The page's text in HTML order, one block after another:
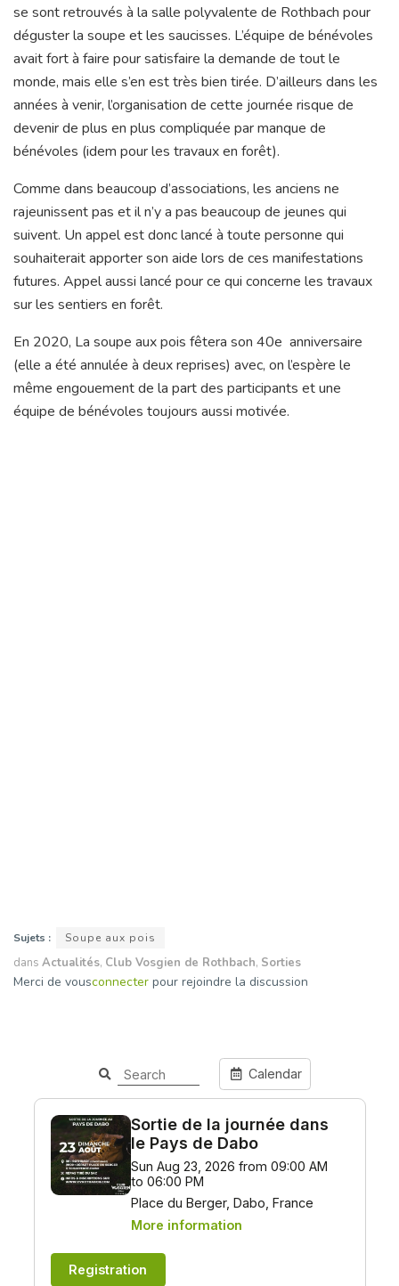
se sont retrouvés à la salle polyvalente de Rothbach pour
déguster la soupe et les saucisses. L’équipe de bénévoles
avait fort à faire pour satisfaire la demande de tout le
monde, mais elle s’en est très bien tirée. D’ailleurs dans les
années à venir, l’organisation de cette journée risque de
devenir de plus en plus compliquée par manque de
bénévoles (idem pour les travaux en forêt).
Comme dans beaucoup d’associations, les anciens ne
rajeunissent pas et il n’y a pas beaucoup de jeunes qui
suivent. Un appel est donc lancé à toute personne qui
souhaiterait apporter son aide lors de ces manifestations
futures. Appel aussi lancé pour ce qui concerne les travaux
sur les sentiers en forêt.
En 2020, La soupe aux pois fêtera son 40e anniversaire
(elle a été annulée à deux reprises) avec, on l’espère le
même engouement de la part des participants et une
équipe de bénévoles toujours aussi motivée.
Sujets : Soupe aux pois
dans Actualités, Club Vosgien de Rothbach, Sorties
Merci de vousconnecter pour rejoindre la discussion